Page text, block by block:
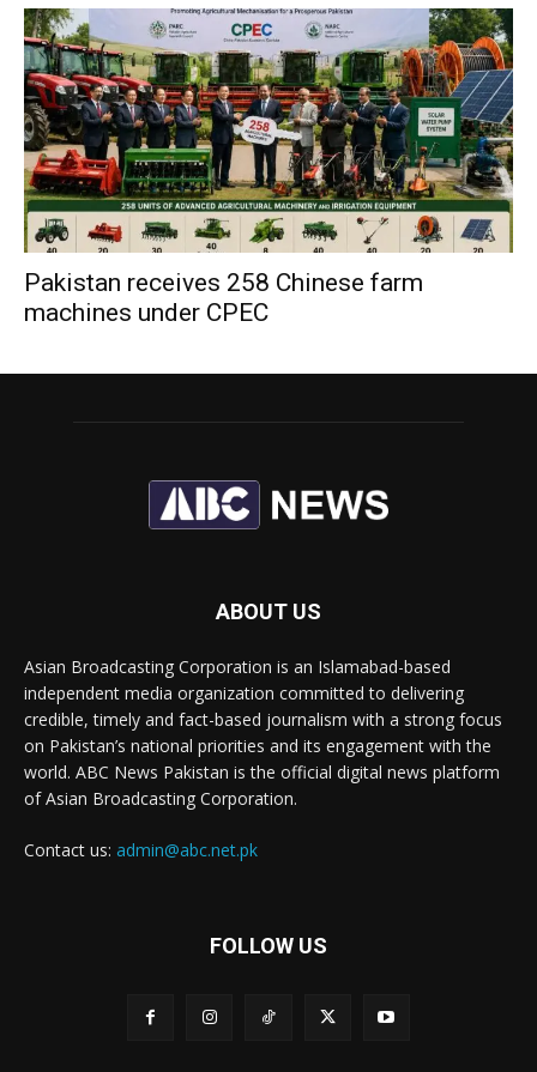
Pakistan receives 258 Chinese farm
machines under CPEC
ABOUT US
Asian Broadcasting Corporation is an Islamabad-based
independent media organization committed to delivering
credible, timely and fact-based journalism with a strong focus
on Pakistan’s national priorities and its engagement with the
world. ABC News Pakistan is the official digital news platform
of Asian Broadcasting Corporation.
Contact us: admin@abc.net.pk
FOLLOW US